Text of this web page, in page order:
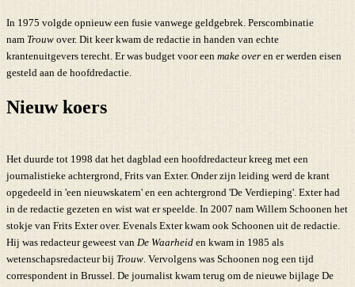
In 1975 volgde opnieuw een fusie vanwege geldgebrek. Perscombinatie
nam Trouw over. Dit keer kwam de redactie in handen van echte
krantenuitgevers terecht. Er was budget voor een make over en er werden eisen
gesteld aan de hoofdredactie.
Nieuw koers
Het duurde tot 1998 dat het dagblad een hoofdredacteur kreeg met een
journalistieke achtergrond, Frits van Exter. Onder zijn leiding werd de krant
opgedeeld in 'een nieuwskatern' en een achtergrond 'De Verdieping'. Exter had
in de redactie gezeten en wist wat er speelde. In 2007 nam Willem Schoonen het
stokje van Frits Exter over. Evenals Exter kwam ook Schoonen uit de redactie.
Hij was redacteur geweest van De Waarheid en kwam in 1985 als
wetenschapsredacteur bij Trouw . Vervolgens was Schoonen nog een tijd
correspondent in Brussel. De journalist kwam terug om de nieuwe bijlage De